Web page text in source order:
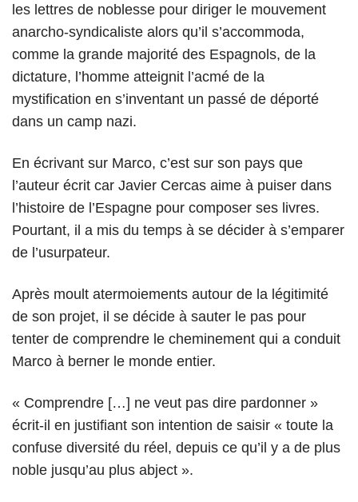
les lettres de noblesse pour diriger le mouvement
anarcho-syndicaliste alors qu’il s’accommoda,
comme la grande majorité des Espagnols, de la
dictature, l’homme atteignit l’acmé de la
mystification en s’inventant un passé de déporté
dans un camp nazi.
En écrivant sur Marco, c’est sur son pays que
l’auteur écrit car Javier Cercas aime à puiser dans
l’histoire de l’Espagne pour composer ses livres.
Pourtant, il a mis du temps à se décider à s’emparer
de l’usurpateur.
Après moult atermoiements autour de la légitimité
de son projet, il se décide à sauter le pas pour
tenter de comprendre le cheminement qui a conduit
Marco à berner le monde entier.
« Comprendre […] ne veut pas dire pardonner »
écrit-il en justifiant son intention de saisir « toute la
confuse diversité du réel, depuis ce qu’il y a de plus
noble jusqu’au plus abject ».